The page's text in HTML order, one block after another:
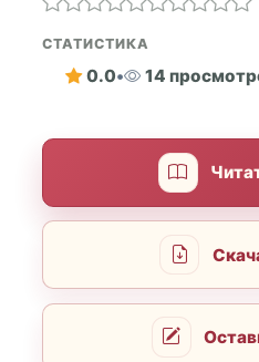
СТАТИСТИКА
0.0• 14